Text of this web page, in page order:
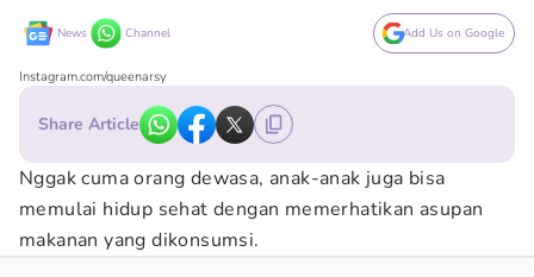
News Channel Add Us on Google
Instagram.com/queenarsy
Share Article
Nggak cuma orang dewasa, anak-anak juga bisa
memulai hidup sehat dengan memerhatikan asupan
makanan yang dikonsumsi.